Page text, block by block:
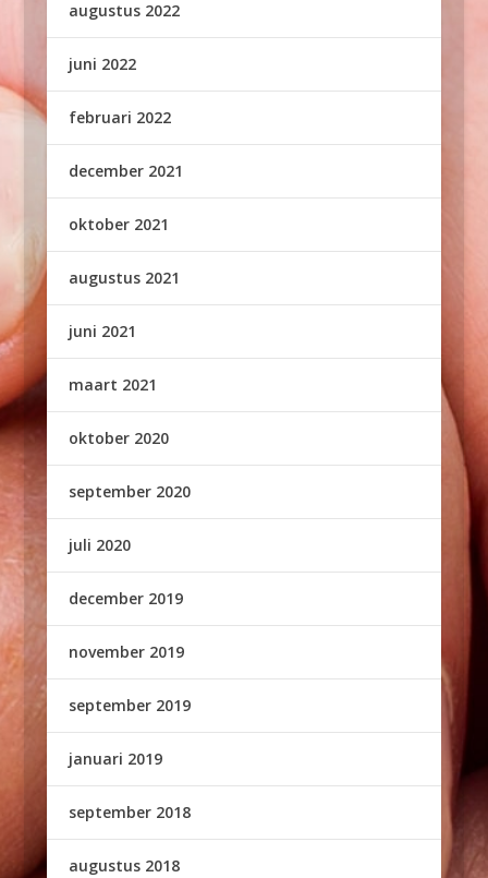
augustus 2022
juni 2022
februari 2022
december 2021
oktober 2021
augustus 2021
juni 2021
maart 2021
oktober 2020
september 2020
juli 2020
december 2019
november 2019
september 2019
januari 2019
september 2018
augustus 2018